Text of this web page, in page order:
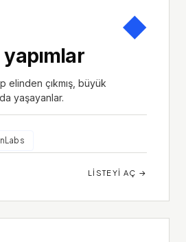
yapımlar
◆
elinden çıkmış, büyük
yaşayanlar.
LISTEYI AÇ →